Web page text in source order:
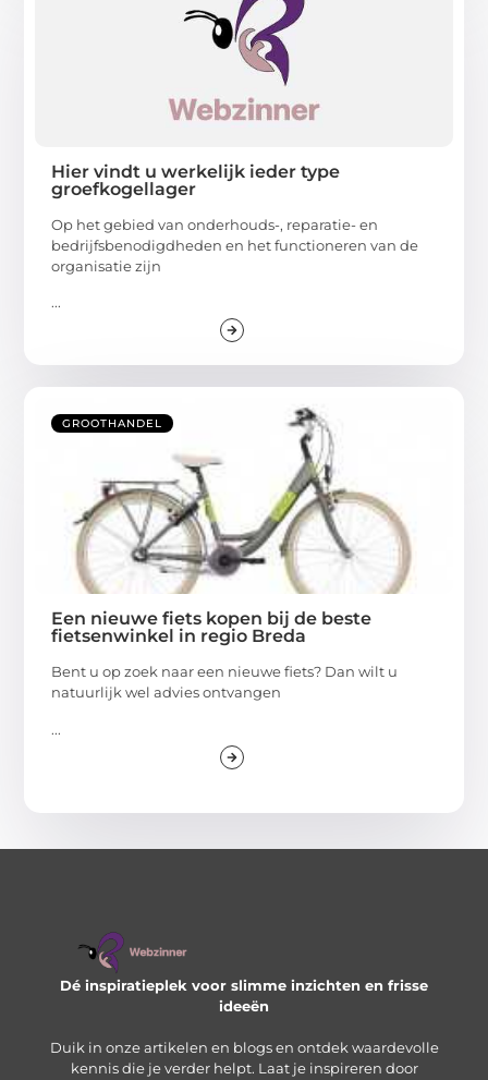
Hier vindt u werkelijk ieder type
groefkogellager
Op het gebied van onderhouds-, reparatie- en
bedrijfsbenodigdheden en het functioneren van de
organisatie zijn
...
GROOTHANDEL
Een nieuwe fiets kopen bij de beste
fietsenwinkel in regio Breda
Bent u op zoek naar een nieuwe fiets? Dan wilt u
natuurlijk wel advies ontvangen
...
Dé inspiratieplek voor slimme inzichten en frisse
ideeën
Duik in onze artikelen en blogs en ontdek waardevolle
kennis die je verder helpt. Laat je inspireren door